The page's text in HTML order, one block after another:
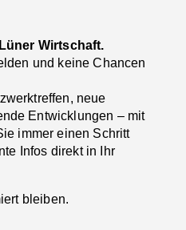
Wirtschaft.
und keine Chancen
neue
Entwicklungen – mit
immer einen Schritt
Infos direkt in Ihr
bleiben.